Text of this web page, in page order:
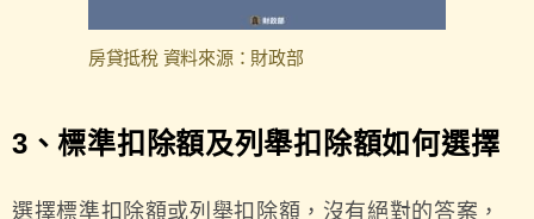
房貸抵稅 資料來源：財政部
3、標準扣除額及列舉扣除額如何選擇
選擇標準扣除額或列舉扣除額，沒有絕對的答案，